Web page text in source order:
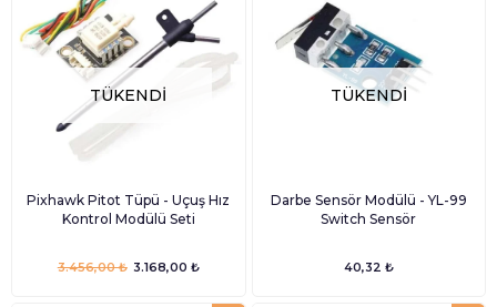
TÜKENDI
Pixhawk Pitot Tüpü - Uçuş Hız
Kontrol Modülü Seti
3.168,00 ₺
3.456,00 ₺
TÜKENDI
Darbe Sensör Modülü - YL-99
Switch Sensör
40,32 ₺